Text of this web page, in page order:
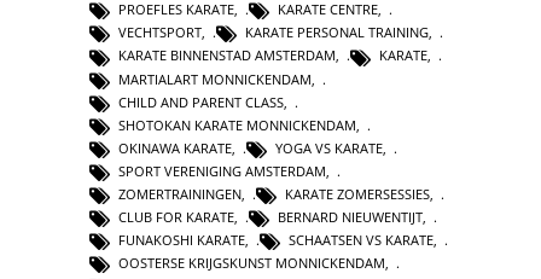
PROEFLES KARATE, KARATE CENTRE,
VECHTSPORT, KARATE PERSONAL TRAINING,
KARATE BINNENSTAD AMSTERDAM, KARATE,
MARTIALART MONNICKENDAM
CHILD AND PARENT CLASS
SHOTOKAN KARATE MONNICKENDAM
OKINAWA KARATE
YOGA VS KARATE
SPORT VERENIGING AMSTERDAM
ZOMERTRAININGEN
KARATE ZOMERSESSIES
CLUB FOR KARATE
BERNARD NIEUWENTIJT
FUNAKOSHI KARATE
SCHAATSEN VS KARATE
OOSTERSE KRIJGSKUNST MONNICKENDAM,